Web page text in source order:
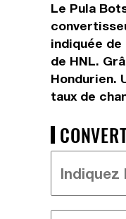
Le Pula
indiquée de
de HNL.
Hondurien.
taux de